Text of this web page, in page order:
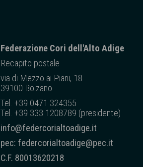
Federazione Cori dell'Alto Adige
Recapito postale
via di Mezzo ai Piani, 18
39100 Bolzano
Tel. +39 0471 324355
Tel. +39 333 1208789 (presidente)
info@federcorialtoadige.it
pec: federcorialtoadige@pec.it
C.F. 80013620218